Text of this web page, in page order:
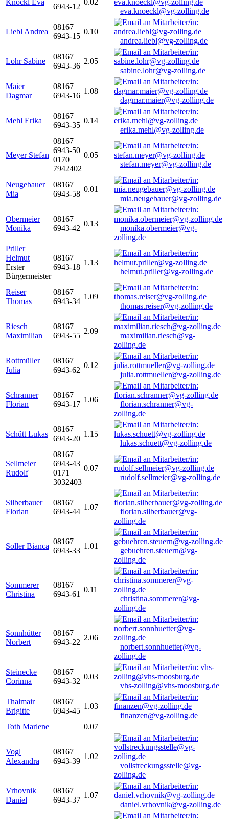
Knöckl Eva
6943-12
0.02
eva.knoeckl@vg-zolling.de
Liebl Andrea
08167
6943-15
0.10
andrea.liebl@vg-zolling.de
Lohr Sabine
08167
6943-36
2.05
sabine.lohr@vg-zolling.de
Maier
Dagmar
08167
6943-16
1.08
dagmar.maier@vg-zolling.de
Mehl Erika
08167
6943-35
0.14
erika.mehl@vg-zolling.de
Meyer Stefan
08167
6943-50
0170
7942402
0.05
stefan.meyer@vg-zolling.de
Neugebauer
Mia
08167
6943-58
0.01
mia.neugebauer@vg-zolling.de
Obermeier
Monika
08167
6943-42
0.13
monika.obermeier@vg-
zolling.de
Priller
Helmut
Erster
Bürgermeister
08167
6943-18
1.13
helmut.priller@vg-zolling.de
Reiser
Thomas
08167
6943-34
1.09
thomas.reiser@vg-zolling.de
Riesch
Maximilian
08167
6943-55
2.09
maximilian.riesch@vg-
zolling.de
Rottmüller
Julia
08167
6943-62
0.12
julia.rottmueller@vg-zolling.de
Schranner
Florian
08167
6943-17
1.06
florian.schranner@vg-
zolling.de
Schütt Lukas
08167
6943-20
1.15
lukas.schuett@vg-zolling.de
Sellmeier
Rudolf
08167
6943-43
0171
3032403
0.07
rudolf.sellmeier@vg-zolling.de
Silberbauer
Florian
08167
6943-44
1.07
florian.silberbauer@vg-
zolling.de
Soller Bianca
08167
6943-33
1.01
gebuehren.steuern@vg-
zolling.de
Sommerer
Christina
08167
6943-61
0.11
christina.sommerer@vg-
zolling.de
Sonnhütter
Norbert
08167
6943-22
2.06
norbert.sonnhuetter@vg-
zolling.de
Steinecke
Corinna
08167
6943-32
0.03
vhs-zolling@vhs-moosburg.de
Thalmair
Brigitte
08167
6943-45
1.03
finanzen@vg-zolling.de
Toth Marlene
0.07
Vogl
Alexandra
08167
6943-39
1.02
vollstreckungsstelle@vg-
zolling.de
Vrhovnik
Daniel
08167
6943-37
1.07
daniel.vrhovnik@vg-zolling.de